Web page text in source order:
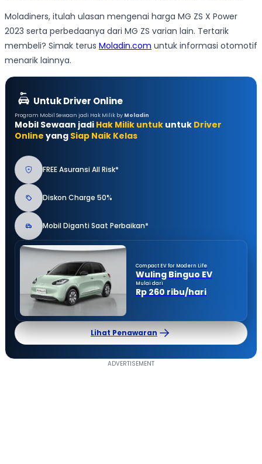
Moladiners, itulah ulasan mengenai harga MG ZS X Power
2023 serta perbedaanya dari MG ZS varian lain. Tertarik
membeli? Simak terus Moladin.com untuk informasi otomotif
menarik lainnya.
Untuk Driver Online
Program Mobil Sewaan jadi Hak Milik by Moladin
Mobil Sewaan jadi Hak Milik untuk untuk Driver
Online yang Siap Naik Kelas
FREE Asuransi All Risk*
Diskon Charge 50%
Mobil Diganti Saat Perbaikan*
Compact EV for Modern Life
Wuling Binguo EV
Mulai dari
Rp 260 ribu/hari
Lihat Penawaran